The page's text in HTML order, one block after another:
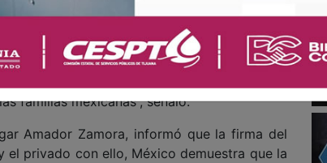
por permitir que las familias mexicanas
precio. El Pacic es ejemplo para muchos
que la inflación incremente por el contexto
familias mexicanas”, señaló.
Amador Zamora, informó que la firma del
privado con ello, México demuestra que la